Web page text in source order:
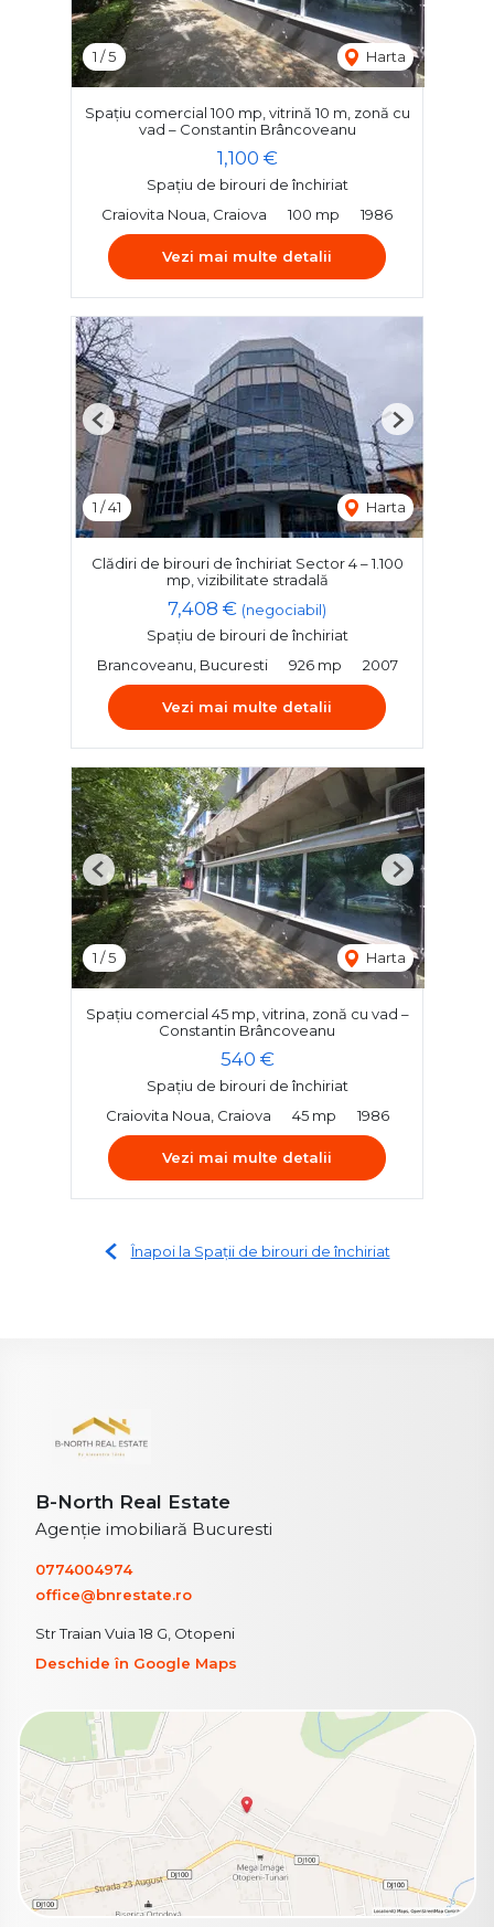
1 /5 Harta
Spațiu comercial 100 mp, vitrină 10 m, zonă cu
vad – Constantin Brâncoveanu
1,100 €
Spațiu de birouri de închiriat
Craiovita Noua, Craiova
100 mp 1986
Vezi mai multe detalii
1 /41 Harta
Previous Next
Clădiri de birouri de închiriat Sector 4 – 1.100
mp, vizibilitate stradală
7,408 € (negociabil)
Spațiu de birouri de închiriat
Brancoveanu, Bucuresti
926 mp 2007
Vezi mai multe detalii
1 /5 Harta
Previous Next
Spațiu comercial 45 mp, vitrina, zonă cu vad –
Constantin Brâncoveanu
540 €
Spațiu de birouri de închiriat
Craiovita Noua, Craiova
45 mp 1986
Vezi mai multe detalii
Înapoi la Spații de birouri de închiriat
B-North Real Estate
Agenție imobiliară Bucuresti
0774004974
office@bnrestate.ro
Str Traian Vuia 18 G, Otopeni
Deschide în Google Maps